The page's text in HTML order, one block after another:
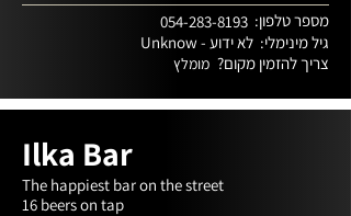
054-283-8193 מספר טלפון:
לא ידוע - Unknow גיל מינימלי:
מומלץ צריך להזמין מקום?
Ilka Bar
The happiest bar on the street
16 beers on tap